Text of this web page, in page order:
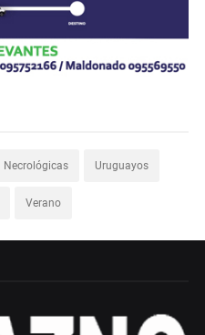
Necrológicas Uruguayos
Verano